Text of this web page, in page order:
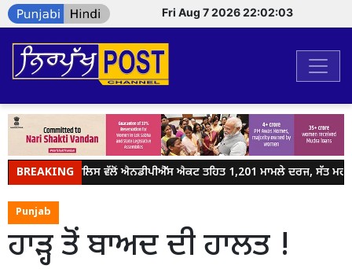
Fri Aug 7 2026 22:02:03
BREAKING
ਜਲੰਧਰ ਪੁਲਿਸ ਵੱਲੋਂ ਐਨਡੀਪੀਐੱਸ ਐਕਟ ਤਹਿਤ 1,201 ਮਾਮਲੇ ਦਰਜ, ਸੱਤ
Punjab
ਹਾੜ੍ਹ ਤੋਂ ਬਾਅਦ ਦੀ ਹਾਲਤ !